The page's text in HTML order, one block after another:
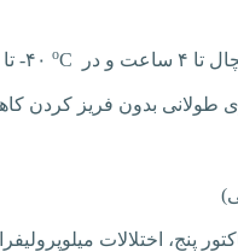
-۴۰ oC تا ۱۴ روز پایدار است.
طولانی بدون فریز کردن
پنج، اختلالات